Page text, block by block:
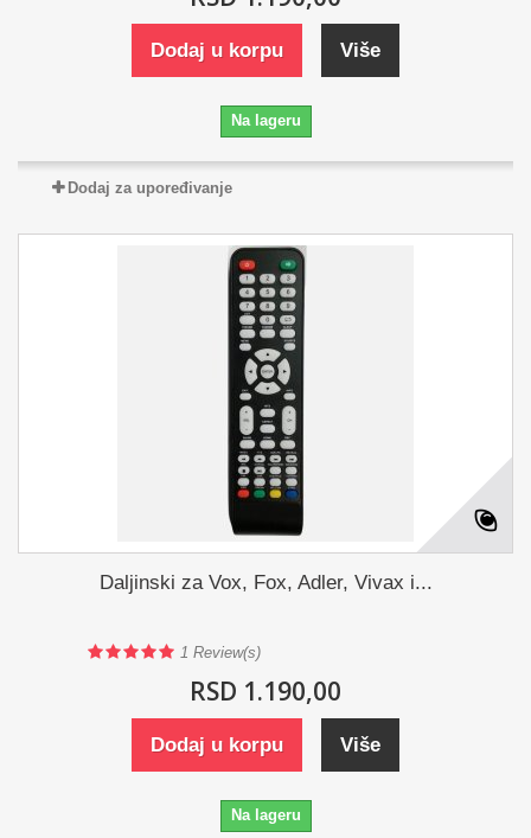
Dodaj u korpu Više
Na lageru
Dodaj za upoređivanje
Daljinski za Vox, Fox, Adler, Vivax i...
1 Review(s)
RSD 1.190,00
Dodaj u korpu Više
Na lageru